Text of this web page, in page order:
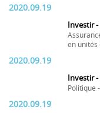
2020.09.19
Investir
en unités
2020.09.19
Investir
Politique
2020.09.19